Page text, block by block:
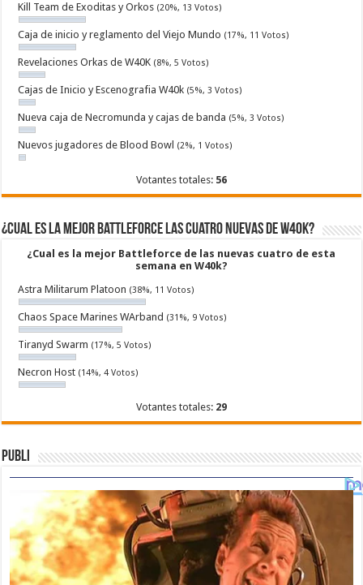
Kill Team de Exoditas y Orkos (20%, 13 Votos)
Caja de inicio y reglamento del Viejo Mundo (17%, 11 Votos)
Revelaciones Orkas de W40K (8%, 5 Votos)
Cajas de Inicio y Escenografia W40k (5%, 3 Votos)
Nueva caja de Necromunda y cajas de banda (5%, 3 Votos)
Nuevos jugadores de Blood Bowl (2%, 1 Votos)
Votantes totales: 56
¿Cual es la mejor Battleforce las cuatro nuevas de W40k?
¿Cual es la mejor Battleforce de las nuevas cuatro de esta
semana en W40k?
Astra Militarum Platoon (38%, 11 Votos)
Chaos Space Marines WArband (31%, 9 Votos)
Tiranyd Swarm (17%, 5 Votos)
Necron Host (14%, 4 Votos)
Votantes totales: 29
Publi